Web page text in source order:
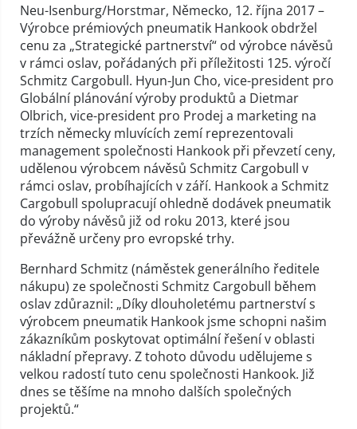
Neu-Isenburg/Horstmar, Německo, 12. října 2017 –
Výrobce prémiových pneumatik Hankook obdržel
cenu za „Strategické partnerství“ od výrobce návěsů
v rámci oslav, pořádaných při příležitosti 125. výročí
Schmitz Cargobull. Hyun-Jun Cho, vice-president pro
Globální plánování výroby produktů a Dietmar
Olbrich, vice-president pro Prodej a marketing na
trzích německy mluvících zemí reprezentovali
management společnosti Hankook při převzetí ceny,
udělenou výrobcem návěsů Schmitz Cargobull v
rámci oslav, probíhajících v září. Hankook a Schmitz
Cargobull spolupracují ohledně dodávek pneumatik
do výroby návěsů již od roku 2013, které jsou
převážně určeny pro evropské trhy.
Bernhard Schmitz (náměstek generálního ředitele
nákupu) ze společnosti Schmitz Cargobull během
oslav zdůraznil: „Díky dlouholetému partnerství s
výrobcem pneumatik Hankook jsme schopni našim
zákazníkům poskytovat optimální řešení v oblasti
nákladní přepravy. Z tohoto důvodu udělujeme s
velkou radostí tuto cenu společnosti Hankook. Již
dnes se těšíme na mnoho dalších společných
projektů.“